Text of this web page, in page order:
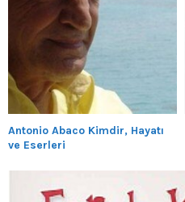
Antonio Abaco Kimdir, Hayatı
ve Eserleri